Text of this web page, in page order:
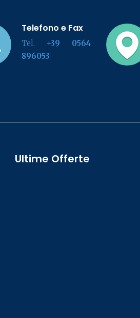
Telefono e Fax
Tel. +39 0564
896053
Ultime Offerte